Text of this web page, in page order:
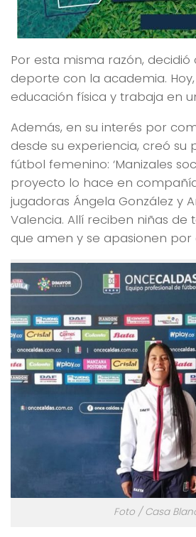
Por esta misma razón,
deporte con la academia.
educación física y trabaja en
Además, en su interés por
desde su experiencia, creó su
fútbol femenino: ‘Manizales
proyecto lo hace en
jugadoras Ángela González y
Valencia. Allí reciben niñas de
que amen y se apasionen por
Foto / Casa